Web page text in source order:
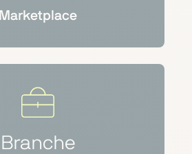
Marketplace
Branche